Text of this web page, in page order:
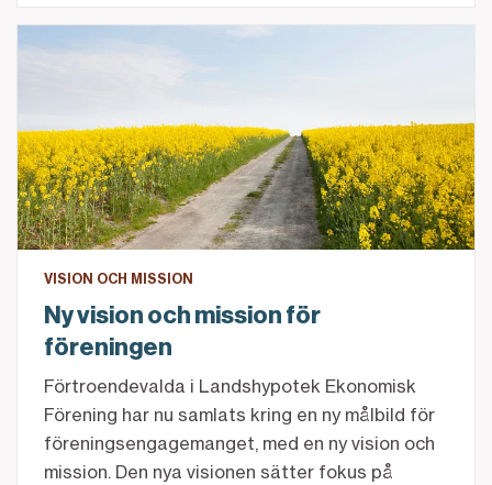
Ny vision och mission för föreningen
VISION OCH MISSION
Ny vision och mission för
föreningen
Förtroendevalda i Landshypotek Ekonomisk
Förening har nu samlats kring en ny målbild för
föreningsengagemanget, med en ny vision och
mission. Den nya visionen sätter fokus på